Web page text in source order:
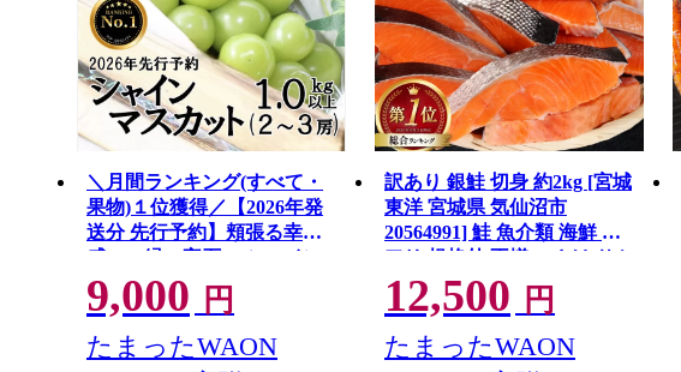
＼月間ランキング(すべて・
果物)１位獲得／【2026年発
送分 先行予約】頬張る幸福
感 〜緑の宝石・ シャイン
マスカット 〜 １ｋｇ以上
（２〜３房） フルーツ 山梨
県産 果物 くだもの シャイン
マスカット ぶどう ブドウ 葡
9,000 円
たまったWAON
訳あり 銀鮭 切身 約2kg [宮城
東洋 宮城県 気仙沼市
20564991] 鮭 魚介類 海鮮 訳
アリ 規格外 不揃い さけ サケ
鮭切身 シャケ 切り身 冷凍 家
庭用 おかず 弁当 支援 サーモ
ン 銀鮭切り身 魚 わけあり
12,500 円
たまったWAON